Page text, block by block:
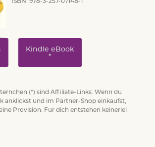
Kindle eBook
(*) sind Affiliate-Links. Wenn du
anklickst und im Partner-Shop einkaufst,
Provision. Für dich entstehen keinerlei